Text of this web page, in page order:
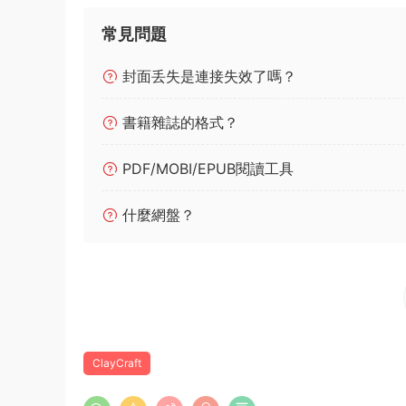
常見問題
封面丢失是連接失效了嗎？
書籍雜誌的格式？
PDF/MOBI/EPUB閱讀工具
什麼網盤？
ClayCraft